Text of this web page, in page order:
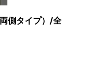
側タイプ）/全